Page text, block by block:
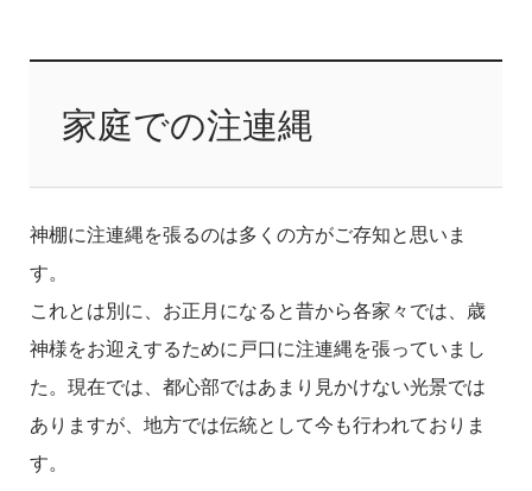
家庭での注連縄
神棚に注連縄を張るのは多くの方がご存知と思いま
す。
これとは別に、お正月になると昔から各家々では、歳
神様をお迎えするために戸口に注連縄を張っていまし
た。現在では、都心部ではあまり見かけない光景では
ありますが、地方では伝統として今も行われておりま
す。